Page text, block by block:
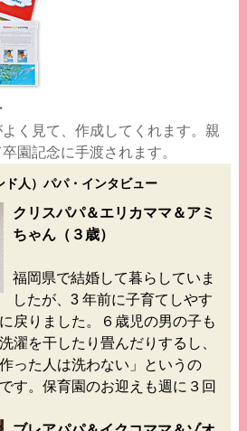
く見て、作成してくれます。親
園記念に手渡されます。
人）パパ・インタビュー
クリスパパ＆エリカママ＆アミ
ちゃん（３歳）
福岡県で結婚して暮らしていま
したが、3 年前に子育てしやす
戻りました。６歳児の男の子も
濯を干したり畳んだりするし、
った人は洗わない」というの
す。保育園のお迎えも週に３回